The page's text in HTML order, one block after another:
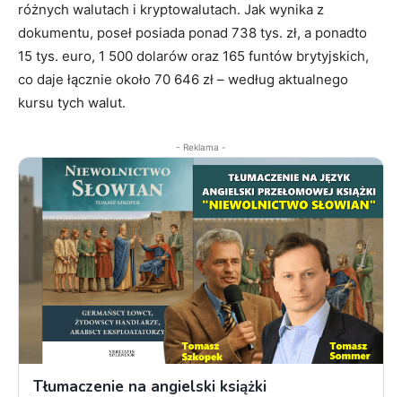
różnych walutach i kryptowalutach. Jak wynika z
dokumentu, poseł posiada ponad 738 tys. zł, a ponadto
15 tys. euro, 1 500 dolarów oraz 165 funtów brytyjskich,
co daje łącznie około 70 646 zł – według aktualnego
kursu tych walut.
- Reklama -